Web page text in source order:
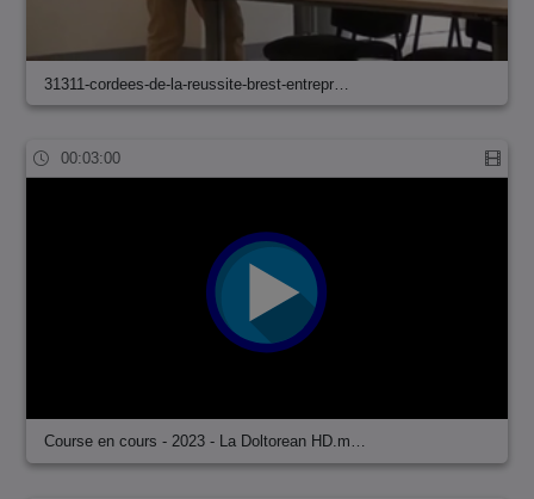
31311-cordees-de-la-reussite-brest-entrepr…
00:03:00
Course en cours - 2023 - La Doltorean HD.m…